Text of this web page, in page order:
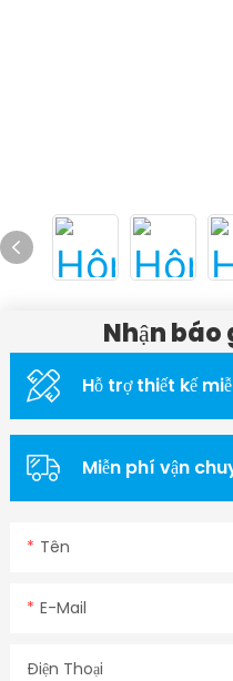
Nhận
Hỗ trợ thiết kế
Miễn phí vận
Tên
E-Mail
Điện Thoại